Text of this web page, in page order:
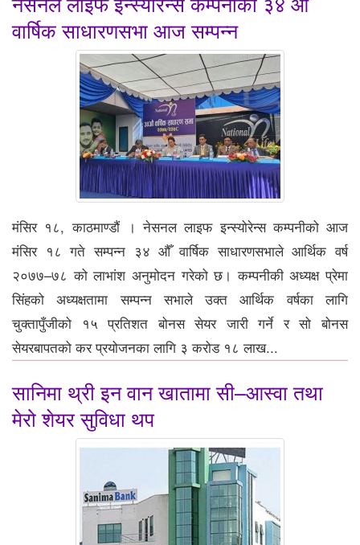
वार्षिक साधारणसभा आज सम्पन्न
मंसिर १८, काठमाण्डौं । नेसनल लाइफ इन्स्योरेन्स कम्पनीको आज
मंसिर १८ गते सम्पन्न ३४ औँ वार्षिक साधारणसभाले आर्थिक वर्ष
२०७७–७८ को लाभांश अनुमोदन गरेको छ। कम्पनीकी अध्यक्ष प्रेमा
सिंहको अध्यक्षतामा सम्पन्न सभाले उक्त आर्थिक वर्षका लागि
चुक्तापुँजीको १५ प्रतिशत बोनस सेयर जारी गर्ने र सो बोनस
सेयरबापतको कर प्रयोजनका लागि ३ करोड १८ लाख...
सानिमा थ्री इन वान खातामा सी–आस्वा तथा
मेरो शेयर सुविधा थप